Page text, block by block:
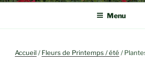
Menu
Accueil/Fleurs de Printemps / été /